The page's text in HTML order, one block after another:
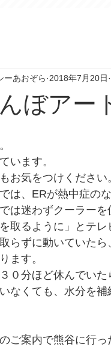
ぼア
ーあおぞら 2018年7月20日
います。
お気をつけください
は、ERが熱中症の
は迷わずクーラー
取るように」とテ
らずに動いていた
ます。
０分ほど休んでい
なくても、水分を
ご案内で熊谷に行